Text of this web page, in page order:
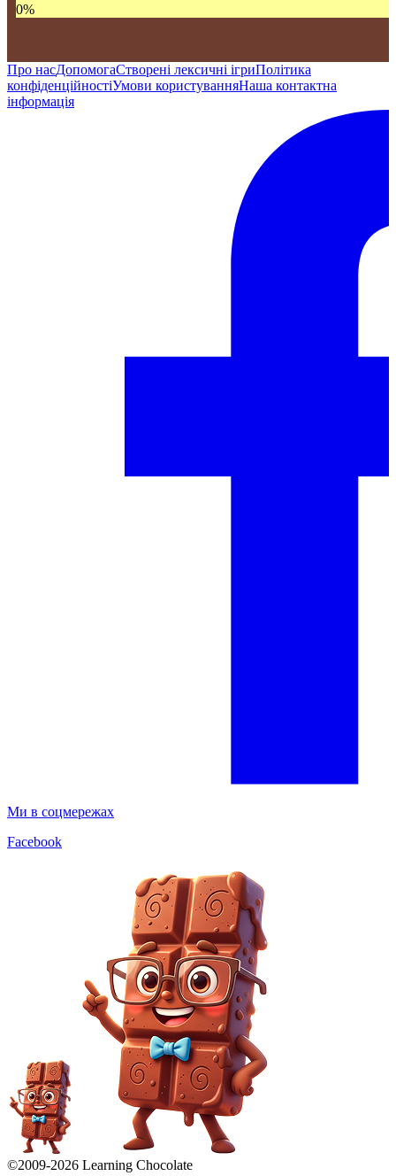
0%
Про насДопомогаСтворені лексичні ігриПолітика
конфіденційностіУмови користуванняНаша контактна
інформація
Ми в соцмережах
Facebook
©2009-2026 Learning Chocolate